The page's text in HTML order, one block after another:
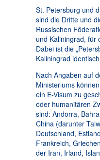
St. Petersburg und
sind die Dritte und
Russischen
und Kaliningrad, für
Dabei ist die
Kaliningrad
Nach Angaben auf
Ministeriums
ein E-Visum zu
oder humanitären
sind: Andorra,
China (darunter
Deutschland,
Frankreich,
der Iran, Irland,